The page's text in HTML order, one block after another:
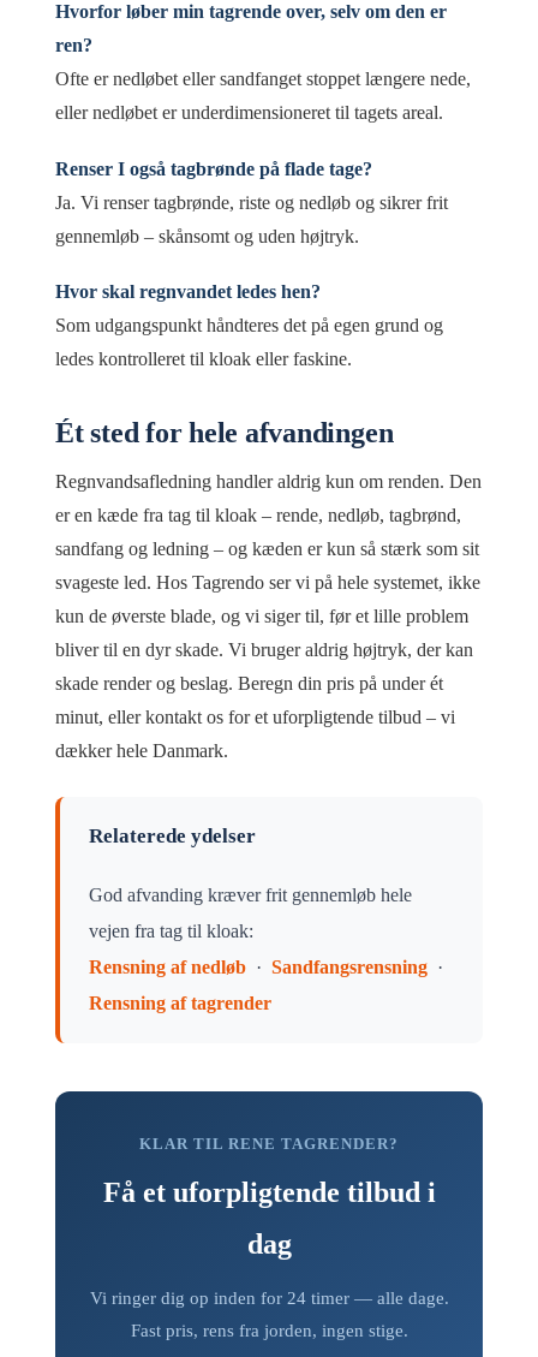
Hvorfor løber min tagrende over, selv om den er
ren?
Ofte er nedløbet eller sandfanget stoppet længere nede,
eller nedløbet er underdimensioneret til tagets areal.
Renser I også tagbrønde på flade tage?
Ja. Vi renser tagbrønde, riste og nedløb og sikrer frit
gennemløb – skånsomt og uden højtryk.
Hvor skal regnvandet ledes hen?
Som udgangspunkt håndteres det på egen grund og
ledes kontrolleret til kloak eller faskine.
Ét sted for hele afvandingen
Regnvandsafledning handler aldrig kun om renden. Den
er en kæde fra tag til kloak – rende, nedløb, tagbrønd,
sandfang og ledning – og kæden er kun så stærk som sit
svageste led. Hos Tagrendo ser vi på hele systemet, ikke
kun de øverste blade, og vi siger til, før et lille problem
bliver til en dyr skade. Vi bruger aldrig højtryk, der kan
skade render og beslag. Beregn din pris på under ét
minut, eller kontakt os for et uforpligtende tilbud – vi
dækker hele Danmark.
Relaterede ydelser
God afvanding kræver frit gennemløb hele
vejen fra tag til kloak:
Rensning af nedløb · Sandfangsrensning ·
Rensning af tagrender
KLAR TIL RENE TAGRENDER?
Få et uforpligtende tilbud i
dag
Vi ringer dig op inden for 24 timer — alle dage.
Fast pris, rens fra jorden, ingen stige.